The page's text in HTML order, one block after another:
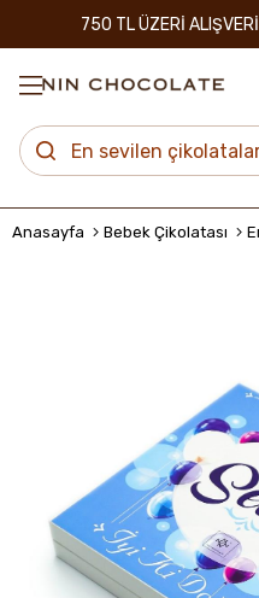
750 TL ÜZERİ
Anasayfa Bebek Çikolatası